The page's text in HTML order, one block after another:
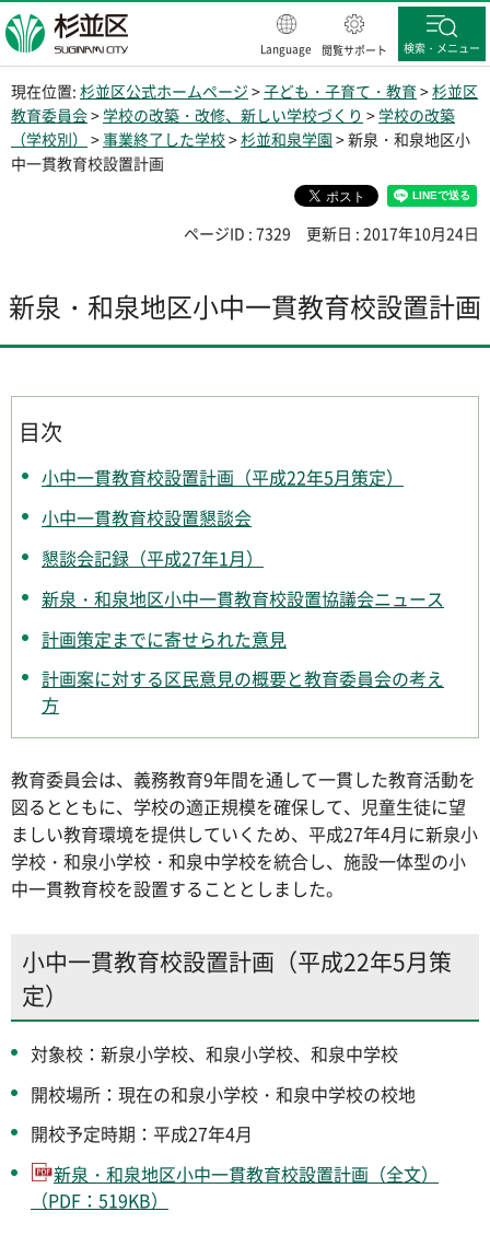
杉並区
Language 閲覧サポート 検索・メニュー
現在位置: 杉並区公式ホームページ >子ども・子育て・教育 >杉並区
教育委員会> 学校の改築・改修、新しい学校づくり > 学校の改築
（学校別） >事業終了した学校>杉並和泉学園 > 新泉・和泉地区小
中一貫教育校設置計画
ページID : 7329 更新日 : 2017年10月24日
新泉・和泉地区小中一貫教育校設置計画
目次
小中一貫教育校設置計画（平成22年5月策定）
小中一貫教育校設置懇談会
懇談会記録（平成27年1月）
新泉・和泉地区小中一貫教育校設置協議会ニュース
計画策定までに寄せられた意見
計画案に対する区民意見の概要と教育委員会の考え
方
教育委員会は、義務教育9年間を通して一貫した教育活動を
図るとともに、学校の適正規模を確保して、児童生徒に望
ましい教育環境を提供していくため、平成27年4月に新泉小
学校・和泉小学校・和泉中学校を統合し、施設一体型の小
中一貫教育校を設置することとしました。
小中一貫教育校設置計画（平成22年5月策
定）
対象校：新泉小学校、和泉小学校、和泉中学校
開校場所：現在の和泉小学校・和泉中学校の校地
開校予定時期：平成27年4月
新泉・和泉地区小中一貫教育校設置計画（全文）
（PDF：519KB）